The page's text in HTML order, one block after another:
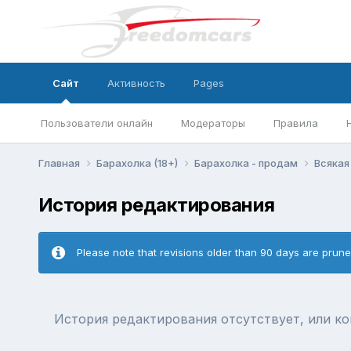
Сайт
Пользователи онлайн Модераторы Правила
Активность Pages
Главная Барахолка (18+) Барахолка - продам
История редактирования
Please note that revisions older than 90 days are
История редактирования отсутствует, или